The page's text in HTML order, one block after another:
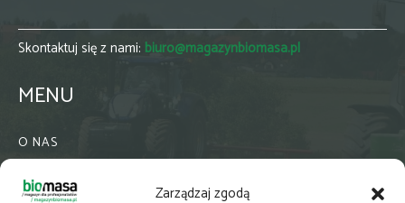
Zarządzaj zgodą
Skontaktuj się z nami: biuro@magazynbiomasa.pl
MENU
O NAS
WSPÓŁPRACA